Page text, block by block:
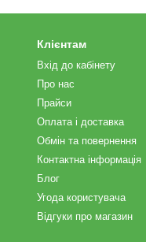
Клієнтам
Вхід до кабінету
Про нас
Прайси
Оплата і доставка
Обмін та повернення
Контактна інформація
Блог
Угода користувача
Відгуки про магазин